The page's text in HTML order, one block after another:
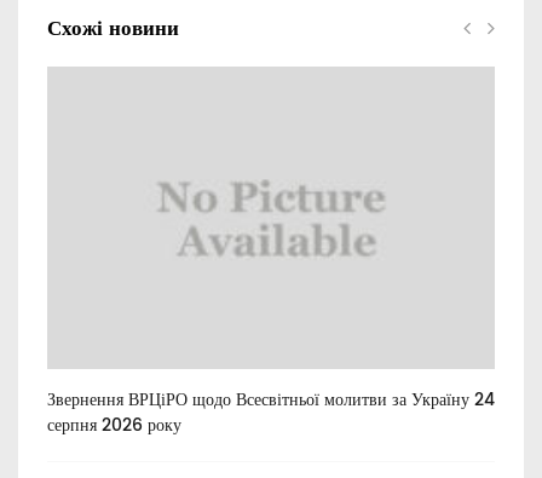
Схожі новини
Звернення ВРЦіРО щодо Всесвітньої молитви за Україну 24
серпня 2026 року